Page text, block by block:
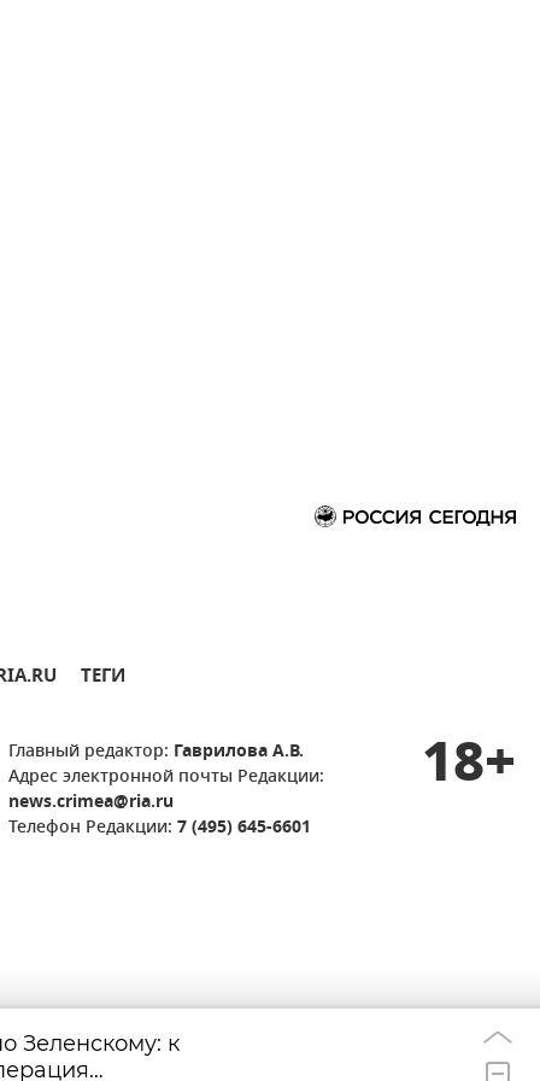
ТЕГИ
Главный редактор: Гаврилова А.В.
Адрес электронной почты Редакции:
news.crimea@ria.ru
Телефон Редакции: 7 (495) 645-6601
18+
Зеленскому: к
Крымский мост
утру пятницы